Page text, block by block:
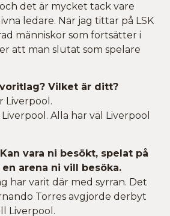
och det är mycket tack vare
ledare. När jag tittar på LSK
människor som fortsätter i
att man slutat som spelare
Vilket är ditt?
Liverpool.
Alla har väl Liverpool
Kan vara ni besökt, spelat på
arena ni vill besöka.
har varit där med syrran. Det
Torres avgjorde derbyt
Liverpool.